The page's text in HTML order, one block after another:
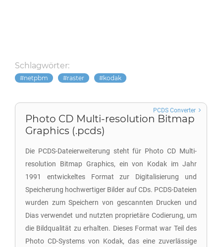
Schlagwörter:
netpbm raster kodak
Photo CD Multi-resolution Bitmap
Graphics (.pcds)
Die PCDS-Dateierweiterung steht für Photo CD Multi-
resolution Bitmap Graphics, ein von Kodak im Jahr
1991 entwickeltes Format zur Digitalisierung und
Speicherung hochwertiger Bilder auf CDs. PCDS-Dateien
wurden zum Speichern von gescannten Drucken und
Dias verwendet und nutzten proprietäre Codierung, um
die Bildqualität zu erhalten. Dieses Format war Teil des
Photo CD-Systems von Kodak, das eine zuverlässige
PCDS Converter